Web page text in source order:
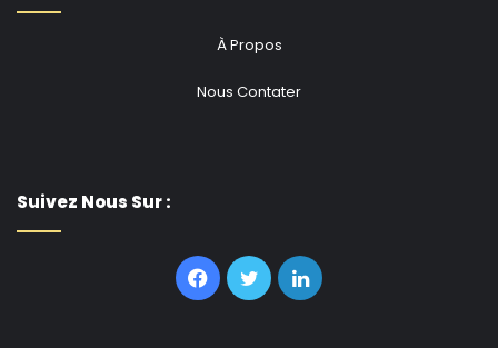
À Propos
Nous Contater
Suivez Nous Sur :
Facebook
TwitterLinkedin